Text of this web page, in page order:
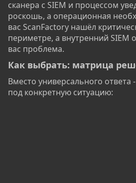
сканера с SIEM и процессом
роскошь, а операционная
вас ScanFactory нашёл
периметре, а внутренний SIEM
вас проблема.
Как выбрать: матрица
Вместо универсального ответа
под конкретную ситуацию: